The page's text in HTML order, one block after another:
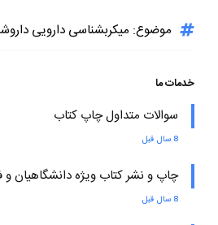
موضوع: میکربشناسی دارویی
خدمات ما
سوالات متداول چاپ کتاب
8 سال قبل
چاپ و نشر کتاب ویژه دانشگاهیان و
8 سال قبل